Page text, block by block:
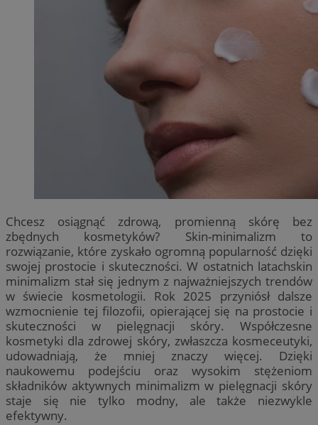
Chcesz osiągnąć zdrową, promienną skórę bez
zbędnych kosmetyków? Skin-minimalizm to
rozwiązanie, które zyskało ogromną popularność dzięki
swojej prostocie i skuteczności. W ostatnich latachskin
minimalizm stał się jednym z najważniejszych trendów
w świecie kosmetologii. Rok 2025 przyniósł dalsze
wzmocnienie tej filozofii, opierającej się na prostocie i
skuteczności w pielęgnacji skóry. Współczesne
kosmetyki dla zdrowej skóry, zwłaszcza kosmeceutyki,
udowadniają, że mniej znaczy więcej. Dzięki
naukowemu podejściu oraz wysokim stężeniom
składników aktywnych minimalizm w pielęgnacji skóry
staje się nie tylko modny, ale także niezwykle
efektywny.